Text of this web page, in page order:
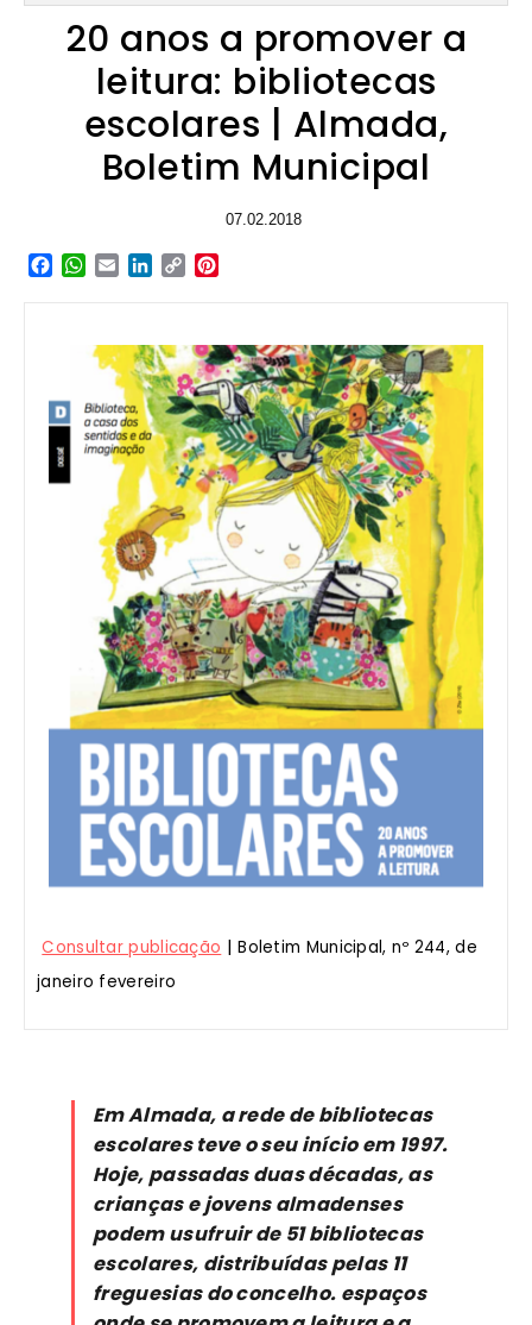
20 anos a promover a
leitura: bibliotecas
escolares | Almada,
Boletim Municipal
07.02.2018
Facebook
WhatsApp
EmailLinkedIn
Copy
Consultar publicação |Boletim Municipal, nº 244, de
janeiro fevereiro
Em Almada, a rede de bibliotecas
escolares teve o seu início em 1997.
Hoje, passadas duas décadas, as
crianças e jovens almadenses
podem usufruir de 51 bibliotecas
escolares, distribuídas pelas 11
freguesias do concelho. espaços